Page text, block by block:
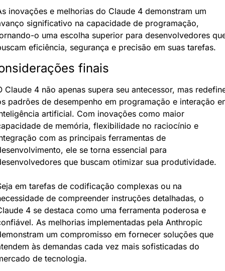
inovações e melhorias do Claude 4 demonstram um
significativo na capacidade de programação,
o uma escolha superior para desenvolvedores
eficiência, segurança e precisão em suas tarefas.
finais
Claude 4 não apenas supera seu antecessor, mas
padrões de desempenho em programação e interação
artificial. Com inovações como maior
de memória, flexibilidade no raciocínio e
com as principais ferramentas de
ele se torna essencial para
que buscam otimizar sua produtividade.
em tarefas de codificação complexas ou na
de compreender instruções detalhadas, o
4 se destaca como uma ferramenta poderosa e
As melhorias implementadas pela Anthropic
um compromisso em fornecer soluções que
às demandas cada vez mais sofisticadas do
de tecnologia.